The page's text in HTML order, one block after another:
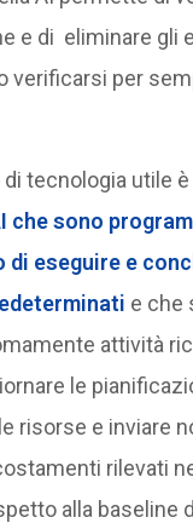
e di eliminare gli
verificarsi per
tecnologia utile
che sono
di eseguire e
e che
attività
le
risorse e inviare
rilevati
alla baseline